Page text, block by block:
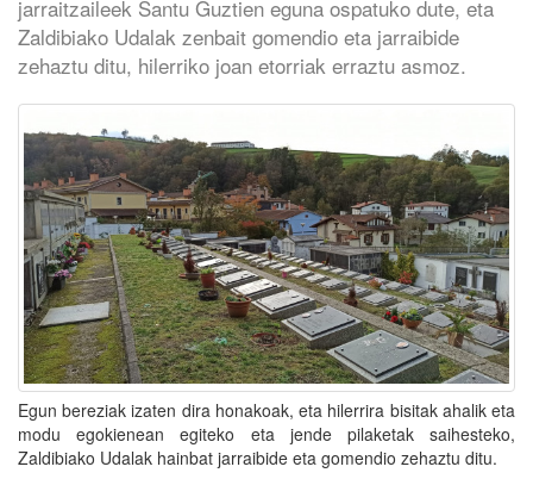
jarraitzaileek Santu Guztien eguna ospatuko dute, eta
Zaldibiako Udalak zenbait gomendio eta jarraibide
zehaztu ditu, hilerriko joan etorriak erraztu asmoz.
Egun bereziak izaten dira honakoak, eta hilerrira bisitak ahalik eta
modu egokienean egiteko eta jende pilaketak saihesteko,
Zaldibiako Udalak hainbat jarraibide eta gomendio zehaztu ditu.